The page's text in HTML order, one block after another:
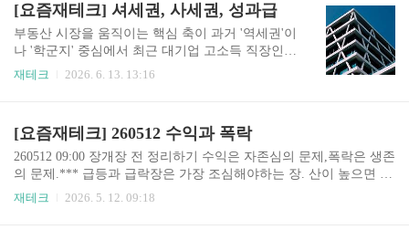
[요즘재테크] 셔세권, 사세권, 성과급
부동산 시장을 움직이는 핵심 축이 과거 '역세권'이
나 '학군지' 중심에서 최근 대기업 고소득 직장인들
의 복지와 재력을 기반으로 한 새로운 입지 조건으
세 가지 키워드가 집값을 흔드는 강력한 변수로 떠
올랐습니다. 직장인들의 주거지도 바꾸고 있는 이
세 가지 신조어의 의미와 부동산 시장에 미치는 영
향력을 명확하게 정리해 드립니다. 고소득 직장인
의 부의 지도, 셔세권(삼성전자·SK하이닉스 셔틀
재테크 2026. 6. 13. 13:16
[요즘재테크] 260512 수익과 폭락
260512 09:00 장개장 전 정리하기 수익은 자존심의 문제,폭락은 생존
의 문제.*** 급등과 급락장은 가장 조심해야하는 장. 산이 높으면 골
이 깊다 그렇기 때문에 언제올지 모르는 불안감.> 자동매수를 주저
재테크 2026. 5. 12. 09:18